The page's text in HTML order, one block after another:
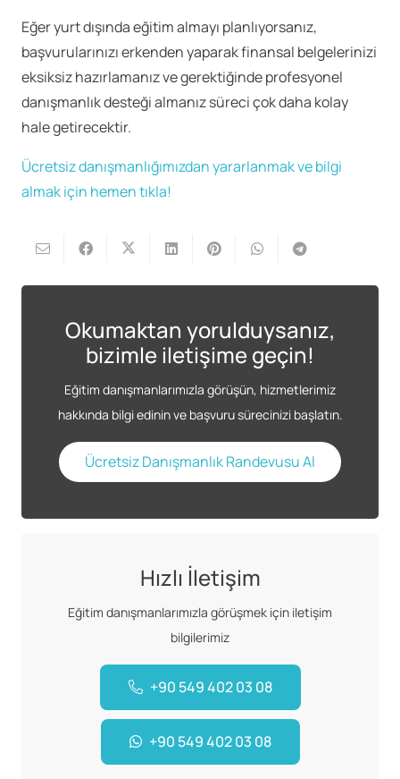
Eğer yurt dışında eğitim almayı planlıyorsanız,
başvurularınızı erkenden yaparak finansal belgelerinizi
eksiksiz hazırlamanız ve gerektiğinde profesyonel
danışmanlık desteği almanız süreci çok daha kolay
hale getirecektir.
Ücretsiz danışmanlığımızdan yararlanmak ve bilgi
almak için hemen tıkla!
Okumaktan yorulduysanız,
bizimle iletişime geçin!
Eğitim danışmanlarımızla görüşün, hizmetlerimiz
hakkında bilgi edinin ve başvuru sürecinizi başlatın.
Ücretsiz Danışmanlık Randevusu Al
Hızlı İletişim
Eğitim danışmanlarımızla görüşmek için iletişim
bilgilerimiz
+90 549 402 03 08
+90 549 402 03 08